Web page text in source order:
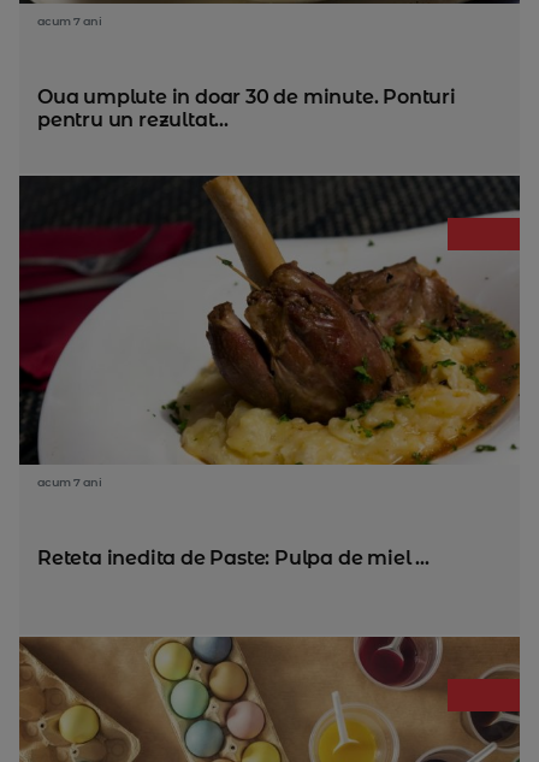
acum 7 ani
Oua umplute in doar 30 de minute. Ponturi
pentru un rezultat...
acum 7 ani
Reteta inedita de Paste: Pulpa de miel ...